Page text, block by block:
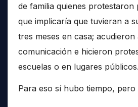
de familia quienes protestaron
que implicaría que tuvieran a
tres meses en casa; acudieron
comunicación e hicieron
escuelas o en lugares públicos.
Para eso sí hubo tiempo, pero